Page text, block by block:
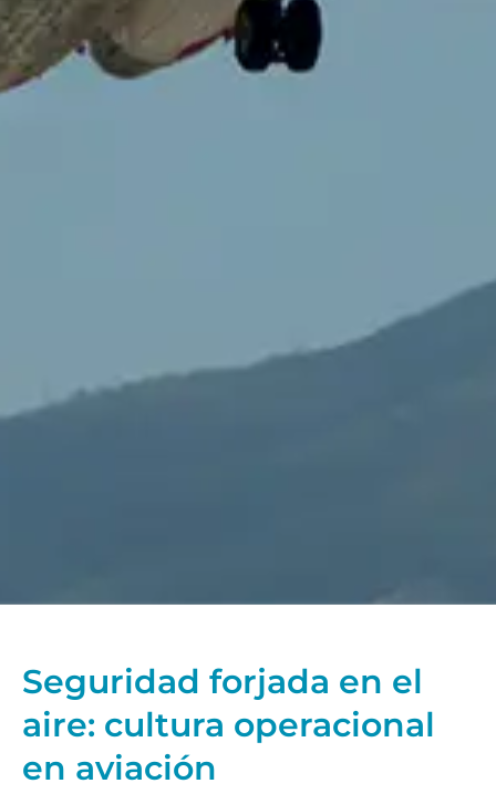
Seguridad forjada en el
aire: cultura operacional
en aviación